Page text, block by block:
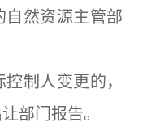
自然资源主管部
制人变更的，
部门报告。